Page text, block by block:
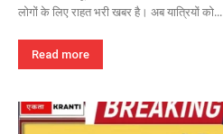
लोगों के लिए राहत भरी खबर है। अब यात्रियों को...
Read more